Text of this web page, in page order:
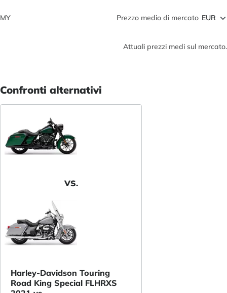
MY Prezzo medio di mercato
Attuali prezzi medi sul mercato.
Confronti alternativi
VS.
Harley-Davidson Touring
Road King Special FLHRXS